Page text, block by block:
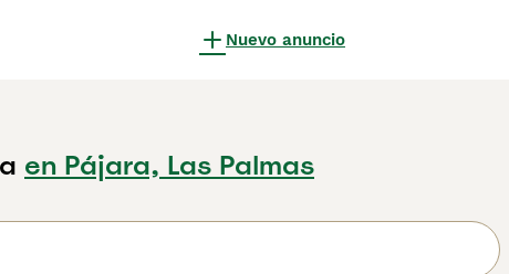
Nuevo anuncio
en Pájara, Las Palmas